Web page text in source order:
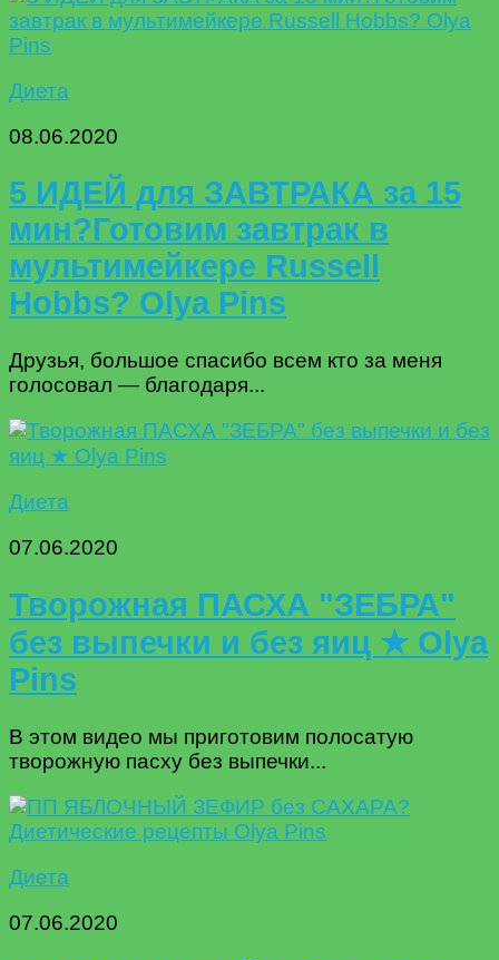
Диета
08.06.2020
5 ИДЕЙ для ЗАВТРАКА за 15
мин?Готовим завтрак в
мультимейкере Russell
Hobbs? Olya Pins
Друзья, большое спасибо всем кто за меня
голосовал — благодаря...
Диета
07.06.2020
Творожная ПАСХА "ЗЕБРА"
без выпечки и без яиц ★ Olya
Pins
В этом видео мы приготовим полосатую
творожную пасху без выпечки...
Диета
07.06.2020